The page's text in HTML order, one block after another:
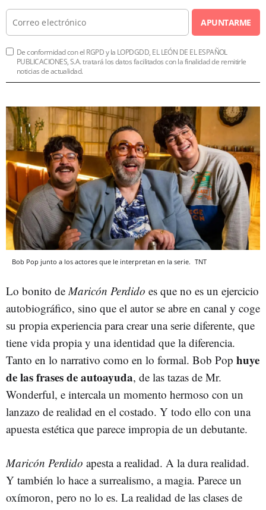
APUNTARME
De conformidad con el RGPD y la LOPDGDD, EL LEÓN DE EL ESPAÑOL
PUBLICACIONES, S.A. tratará los datos facilitados con la finalidad de remitirle
noticias de actualidad.
Bob Pop junto a los actores que le interpretan en la serie. TNT
Lo bonito de Maricón Perdido es que no es un ejercicio
autobiográfico, sino que el autor se abre en canal y coge
su propia experiencia para crear una serie diferente, que
tiene vida propia y una identidad que la diferencia.
Tanto en lo narrativo como en lo formal. Bob Pop huye
de las frases de autoayuda, de las tazas de Mr.
Wonderful, e intercala un momento hermoso con un
lanzazo de realidad en el costado. Y todo ello con una
apuesta estética que parece impropia de un debutante.
Maricón Perdido apesta a realidad. A la dura realidad.
Y también lo hace a surrealismo, a magia. Parece un
oxímoron, pero no lo es. La realidad de las clases de